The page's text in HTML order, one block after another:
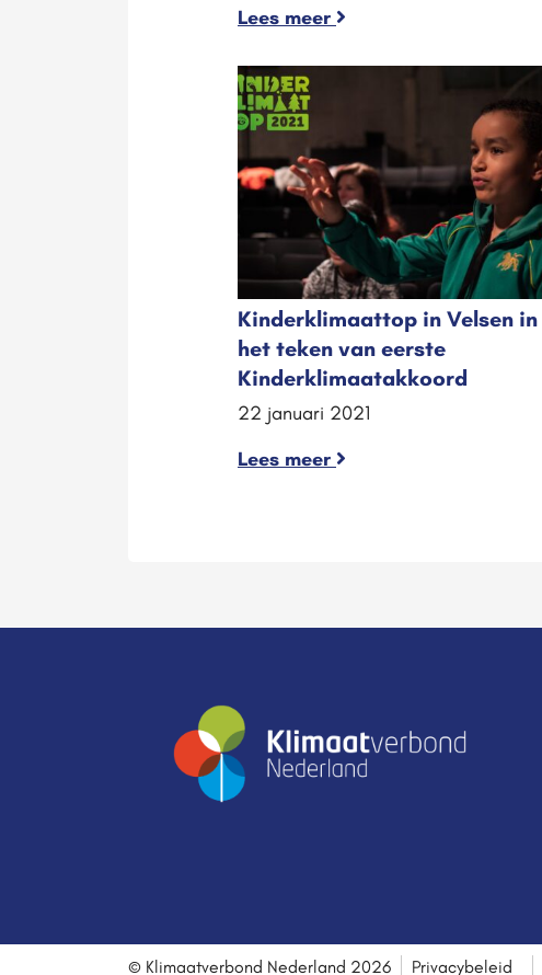
Lees meer
Kinderklimaattop in Velsen in
het teken van eerste
Kinderklimaatakkoord
22 januari 2021
Lees meer
© Klimaatverbond Nederland 2026 Privacybeleid